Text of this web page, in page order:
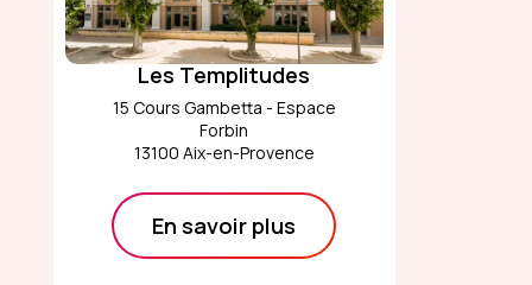
Les Templitudes
15 Cours Gambetta - Espace
Forbin
13100 Aix-en-Provence
En savoir plus